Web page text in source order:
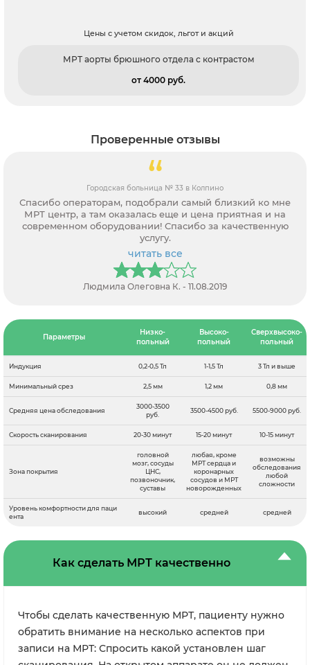
Цены с учетом скидок, льгот и акций
МРТ аорты брюшного отдела c контрастом
от 4000 pуб.
Проверенные отзывы
Городская больница № 33 в Колпино
Спасибо операторам, подобрали самый близкий ко мне
МРТ центр, а там оказалась еще и цена приятная и на
современном оборудовании! Спасибо за качественную
услугу.
читать все
Людмила Олеговна К. - 11.08.2019
Параметры
Низко-
польный
Высоко-
польный
Сверхвысоко-
польный
Индукция 0,2-0,5 Тл 1-1,5 Тл 3 Тл и выше
Минимальный срез 2,5 мм 1,2 мм 0,8 мм
Средняя цена обследования
3000-3500
руб.
3500-4500 руб. 5500-9000 руб.
Скорость сканирования 20-30 минут 15-20 минут 10-15 минут
Зона покрытия
головной
мозг, сосуды
ЦНС,
позвоночник,
суставы
любая, кроме
МРТ сердца и
коронарных
сосудов и МРТ
новорожденных
возможны
обследования
любой
сложности
Уровень комфортности для паци
ента
высокий средней средней
Как сделать МРТ качественно
Чтобы сделать качественную МРТ, пациенту нужно
обратить внимание на несколько аспектов при
записи на МРТ: Спросить какой установлен шаг